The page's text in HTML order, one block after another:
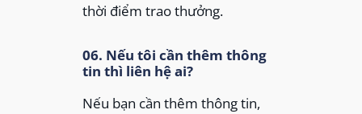
thời điểm trao thưởng.
06. Nếu tôi cần thêm thông
tin thì liên hệ ai?
Nếu bạn cần thêm thông tin,